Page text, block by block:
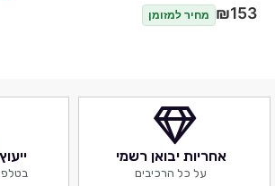
₪153 מחיר למזומן
אחריות יבואן רשמי
על כל הרכיבים